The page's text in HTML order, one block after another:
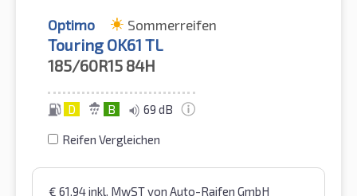
Optimo Sommerreifen
Touring OK61 TL
185/60R15 84H
D B 69 dB
Reifen Vergleichen
€ 61,94inkl. MwSTvon Auto-Raifen GmbH